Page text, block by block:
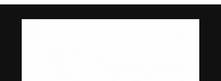
vehicular.